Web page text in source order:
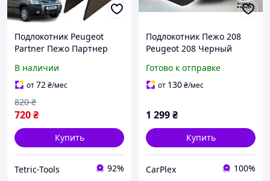
Подлокотник Peugeot
Partner Пежо Партнер
тюнинг салона обвес Бокс
бардачок Tuning
Аксессуары
В наличии
от72₴/мес
720₴
820 ₴
Купить
Tetric-Tools 92%
Подлокотник Пежо 208
Peugeot 208 Черный
Готово к отправке
от 130₴/мес
1 299₴
Купить
CarPlex 100%